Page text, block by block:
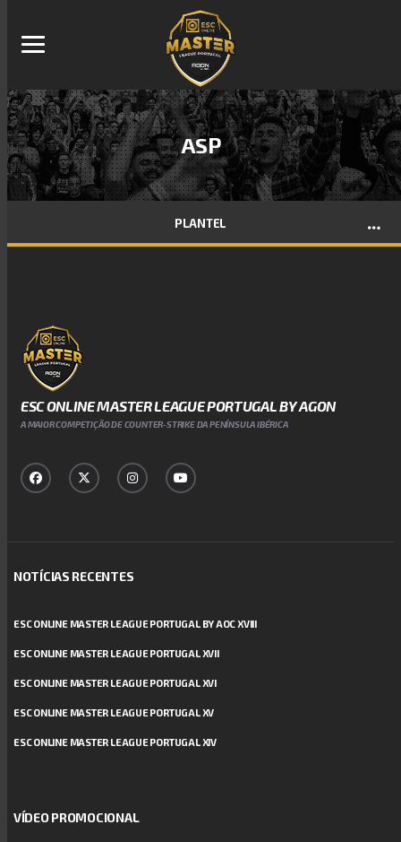
ASP
PLANTEL
ESC ONLINE MASTER LEAGUE PORTUGAL BY AGON
A MAIOR COMPETIÇÃO DE COUNTER-STRIKE DA PENÍNSULA IBÉRICA
NOTÍCIAS RECENTES
ESC ONLINE MASTER LEAGUE PORTUGAL BY AOC XVIII
ESC ONLINE MASTER LEAGUE PORTUGAL XVII
ESC ONLINE MASTER LEAGUE PORTUGAL XVI
ESC ONLINE MASTER LEAGUE PORTUGAL XV
ESC ONLINE MASTER LEAGUE PORTUGAL XIV
VÍDEO PROMOCIONAL